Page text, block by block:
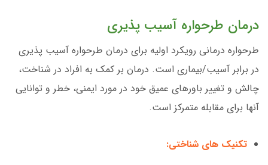
درمان طرحواره آسیب پذیری
طرحواره درمانی رویکرد اولیه برای درمان طرحواره آسیب پذیری
در برابر آسیب/بیماری است. درمان بر کمک به افراد در شناخت،
چالش و تغییر باورهای عمیق خود در مورد ایمنی، خطر و توانایی
آنها برای مقابله متمرکز است.
تکنیک های شناختی: